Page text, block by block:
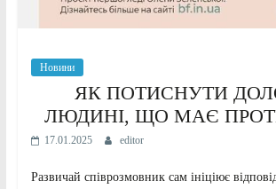
Новини
ЯК ПОТИСНУТИ
ЛЮДИНІ, ЩО МАЄ
17.01.2025 editor
Pазвичай співрозмовник сам ініціює